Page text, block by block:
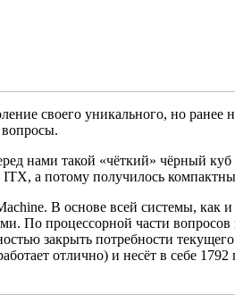
своего уникального, но
нами такой «чёткий» чёрный
а потому получилось
В основе всей системы, как
По процессорной части
закрыть потребности
отлично) и несёт в себе